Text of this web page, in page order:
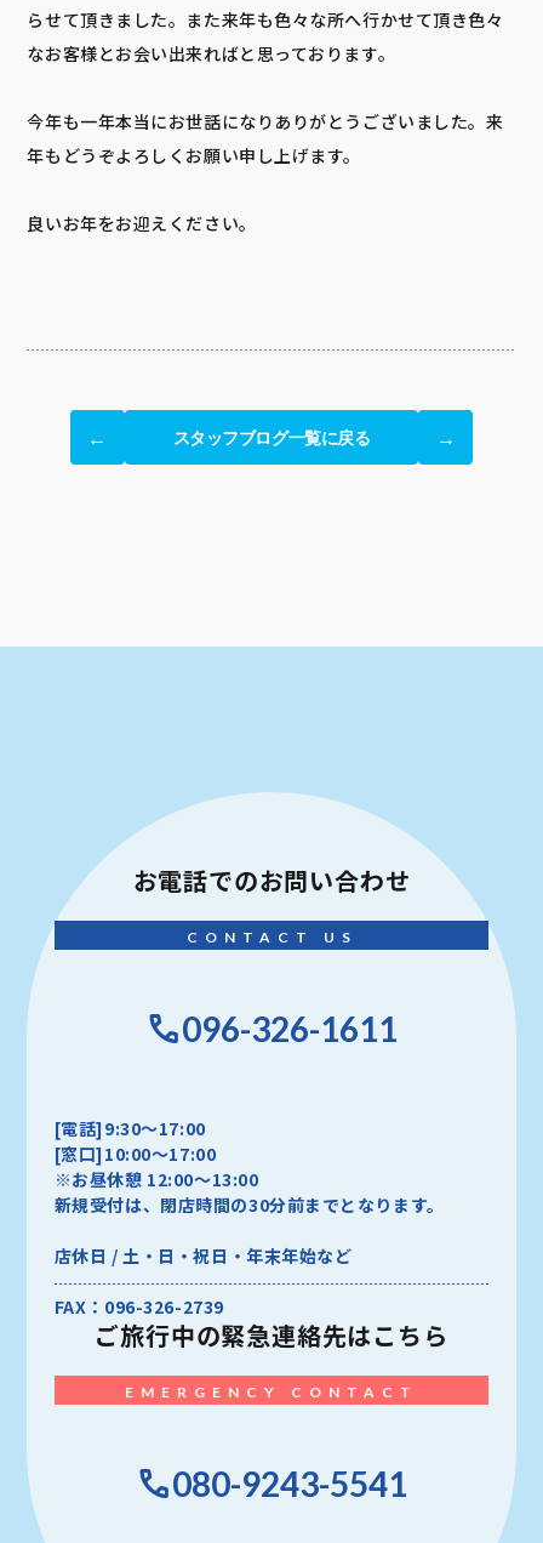
らせて頂きました。また来年も色々な所へ行かせて頂き色々
なお客様とお会い出来ればと思っております。
今年も一年本当にお世話になりありがとうございました。来
年もどうぞよろしくお願い申し上げます。
良いお年をお迎えください。
スタッフブログ一覧に戻る
お電話でのお問い合わせ
CONTACT US
096-326-1611
[電話]9:30～17:00
[窓口]10:00～17:00
※お昼休憩 12:00～13:00
新規受付は、閉店時間の30分前までとなります。
店休日 / 土・日・祝日・年末年始など
FAX：096-326-2739
ご旅行中の緊急連絡先はこちら
EMERGENCY CONTACT
080-9243-5541